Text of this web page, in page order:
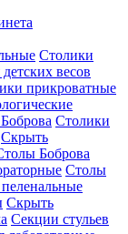
Столики
весов
прикроватные
Столики
Скрыть
Боброва
Столы
Скрыть
Секции стульев